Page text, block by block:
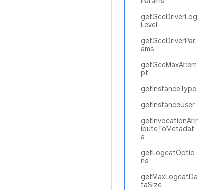
getGceDriverLog
Level
getGceDriverPar
ams
getGceMaxAttem
pt
getInstanceType
getInstanceUser
getInvocationAttr
ibuteToMetadat
a
getLogcatOptio
ns
getMaxLogcatDa
taSize